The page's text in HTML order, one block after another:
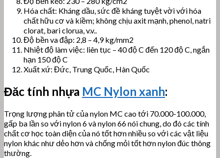
Hóa chất: Kháng dầu, sức đề kháng tuyệt vời với hóa
chất hữu cơ và kiềm; không chịu axit mạnh, phenol, natri
clorat, bari clorua, v.v..
Độ bền va đập: 2,8 – 4,9 kg/mm2
Nhiệt độ làm việc: liên tục – 40 độ C đến 120 độ C, ngắn
hạn 150 độ C
Xuất xứ: Đức, Trung Quốc, Hàn Quốc
Đăc tính nhựa MC Nylon xanh:
Trọng lượng phân tử của nylon MC cao tới 70.000-100.000,
gấp ba lần so với nylon 6 và nylon 66 nói chung, do đó các tính
chất cơ học toàn diện của nó tốt hơn nhiều so với các vật liệu
nylon khác như dẻo hơn và chống mỏi tốt hơn nylon đúc thông
thường.